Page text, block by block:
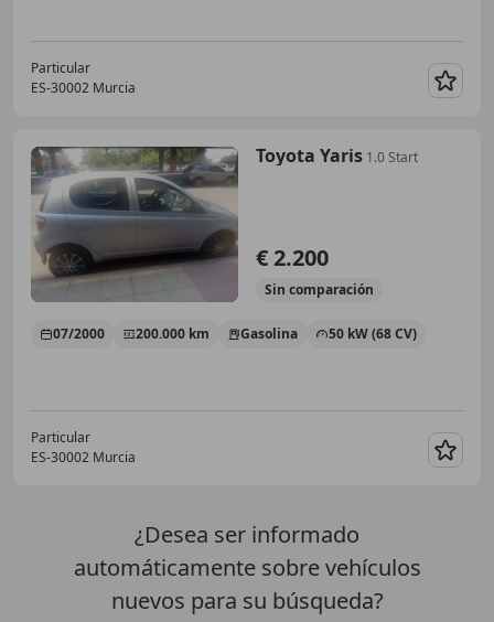
Particular
ES-30002 Murcia
Toyota Yaris 1.0 Start
€ 2.200
Sin comparación
07/2000 200.000 km Gasolina 50 kW (68 CV)
Particular
ES-30002 Murcia
¿Desea ser informado
automáticamente sobre vehículos
nuevos para su búsqueda?